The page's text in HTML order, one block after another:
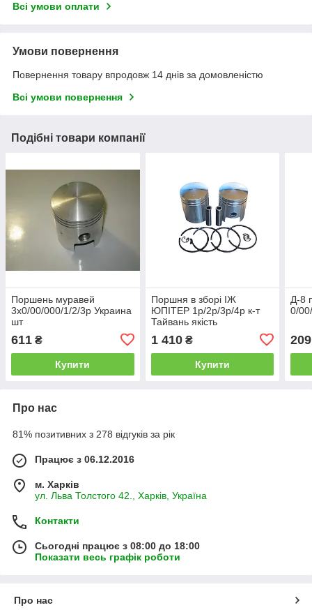
Всі умови оплати
Умови повернення
Повернення товару впродовж 14 днів за домовленістю
Всі умови повернення
Подібні товари компанії
Поршень муравей
3х0/00/000/1/2/3р Украина
шт
611 ₴
Купити
Поршня в зборі ІЖ
ЮПІТЕР 1р/2р/3р/4р к-т
Тайвань якість
1 410₴
Купити
Д-8
0/
209
Про нас
81% позитивних з 278 відгуків за рік
Працює з 06.12.2016
м. Харків
ул. Льва Толстого 42., Харків, Україна
Контакти
Сьогодні працює з 08:00 до 18:00
Показати весь графік роботи
Про нас